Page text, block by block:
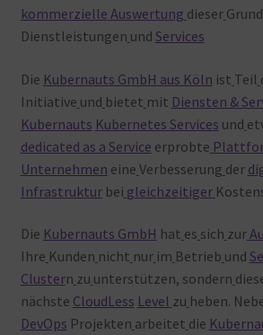
kommerzielle Auswertung dieser
Dienstleistungen und Services
Die Kubernauts GmbH aus Köln ist Teil
Initiative und bietet mit Diensten &
Kubernauts Kubernetes Services und
dedicated as a Service erprobte
Unternehmen eine Verbesserung der
Infrastrukturbei gleichzeitiger
Die Kubernauts GmbH hat es sich zur
Ihre Kunden nicht nur im Betrieb und
Clustern zu unterstützen, sondern
nächste CloudLess Level zu heben.
DevOps Projekten arbeitet die